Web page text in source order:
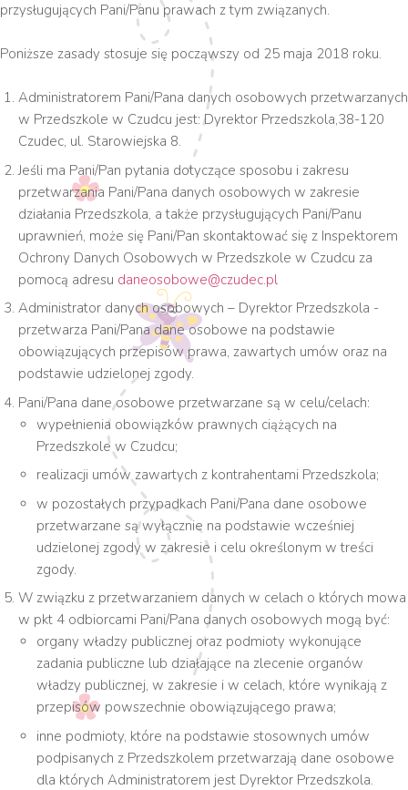
przysługujących Pani/Panu prawach z tym związanych.
Poniższe zasady stosuje się począwszy od 25 maja 2018 roku.
Administratorem Pani/Pana danych osobowych przetwarzanych
w Przedszkole w Czudcu jest: Dyrektor Przedszkola,38-120
Czudec, ul. Starowiejska 8.
Jeśli ma Pani/Pan pytania dotyczące sposobu i zakresu
przetwarzania Pani/Pana danych osobowych w zakresie
działania Przedszkola, a także przysługujących Pani/Panu
uprawnień, może się Pani/Pan skontaktować się z Inspektorem
Ochrony Danych Osobowych w Przedszkole w Czudcu za
pomocą adresu daneosobowe@czudec.pl
Administrator danych osobowych – Dyrektor Przedszkola -
przetwarza Pani/Pana dane osobowe na podstawie
obowiązujących przepisów prawa, zawartych umów oraz na
podstawie udzielonej zgody.
Pani/Pana dane osobowe przetwarzane są w celu/celach:
wypełnienia obowiązków prawnych ciążących na
Przedszkole w Czudcu;
realizacji umów zawartych z kontrahentami Przedszkola;
w pozostałych przypadkach Pani/Pana dane osobowe
przetwarzane są wyłącznie na podstawie wcześniej
udzielonej zgody w zakresie i celu określonym w treści
zgody.
W związku z przetwarzaniem danych w celach o których mowa
w pkt 4 odbiorcami Pani/Pana danych osobowych mogą być:
organy władzy publicznej oraz podmioty wykonujące
zadania publiczne lub działające na zlecenie organów
władzy publicznej, w zakresie i w celach, które wynikają z
przepisów powszechnie obowiązującego prawa;
inne podmioty, które na podstawie stosownych umów
podpisanych z Przedszkolem przetwarzają dane osobowe
dla których Administratorem jest Dyrektor Przedszkola.